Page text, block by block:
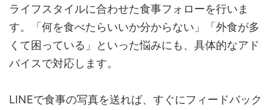
ライフスタイルに合わせた食事フォローを行いま
す。「何を食べたらいいか分からない」「外食が多
くて困っている」といった悩みにも、具体的なアド
バイスで対応します。
LINEで食事の写真を送れば、すぐにフィードバック